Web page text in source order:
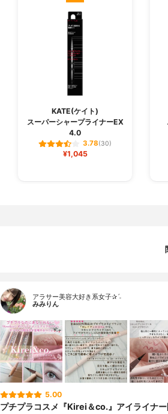
KATE(ケイト)
スーパーシャープライナーEX
4.0
3.78(30)
¥1,045
アラサー美容大好き系女子✰ˊ˗
みみりん
5.00
プチプラコスメ『Kirei＆co.』アイライナ